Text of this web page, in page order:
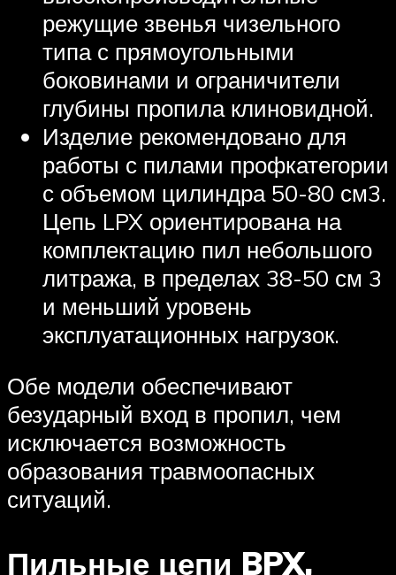
режущие звенья чизельного
типа с прямоугольными
боковинами и ограничители
глубины пропила клиновидной.
Изделие рекомендовано для
работы с пилами профкатегории
с объемом цилиндра 50-80 см3.
Цепь LPX ориентирована на
комплектацию пил небольшого
литража, в пределах 38-50 см 3
и меньший уровень
эксплуатационных нагрузок.
Обе модели обеспечивают
безударный вход в пропил, чем
исключается возможность
образования травмоопасных
ситуаций.
Пильные цепи BPX,